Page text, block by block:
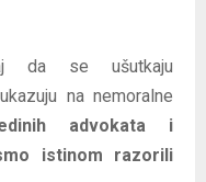
da se ušutkaju
na nemoralne
advokata i
istinom razorili